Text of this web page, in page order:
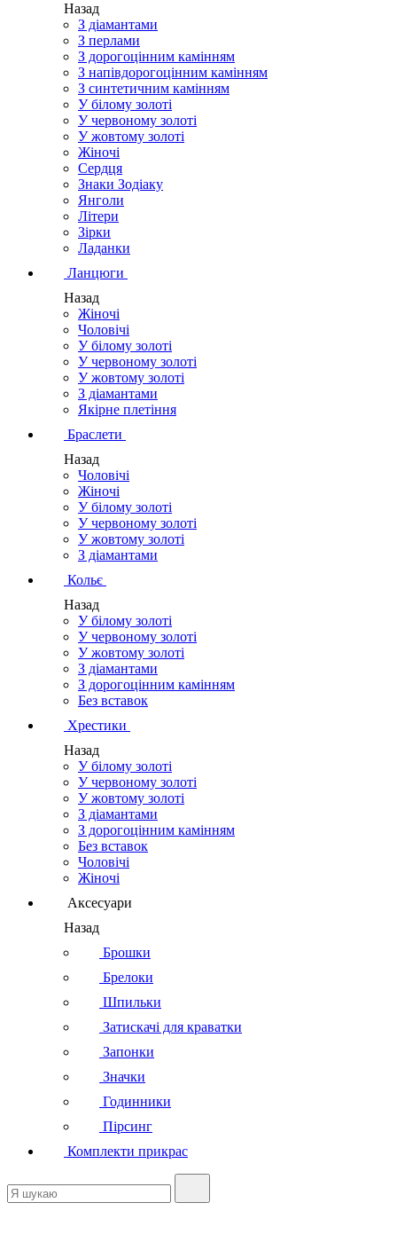
Назад
З діамантами
З перлами
З дорогоцінним камінням
З напівдорогоцінним камінням
З синтетичним камінням
У білому золоті
У червоному золоті
У жовтому золоті
Жіночі
Сердця
Знаки Зодіаку
Янголи
Літери
Зірки
Ладанки
Ланцюги
Назад
Жіночі
Чоловічі
У білому золоті
У червоному золоті
У жовтому золоті
З діамантами
Якірне плетіння
Браслети
Назад
Чоловічі
Жіночі
У білому золоті
У червоному золоті
У жовтому золоті
З діамантами
Кольє
Назад
У білому золоті
У червоному золоті
У жовтому золоті
З діамантами
З дорогоцінним камінням
Без вставок
Хрестики
Назад
У білому золоті
У червоному золоті
У жовтому золоті
З діамантами
З дорогоцінним камінням
Без вставок
Чоловічі
Жіночі
Аксесуари
Назад
Брошки
Брелоки
Шпильки
Затискачі для краватки
Запонки
Значки
Годинники
Пірсинг
Комплекти прикрас